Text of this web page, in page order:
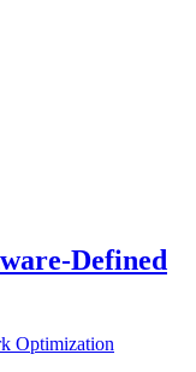
Defined
Optimization